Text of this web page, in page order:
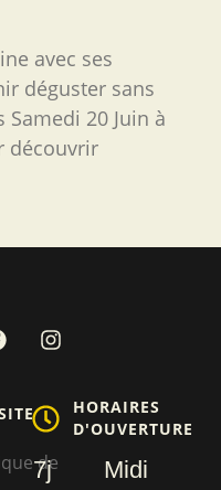
avec ses
déguster sans
20 Juin à
découvrir
de
HORAIRES
D'OUVERTURE
7j
Midi